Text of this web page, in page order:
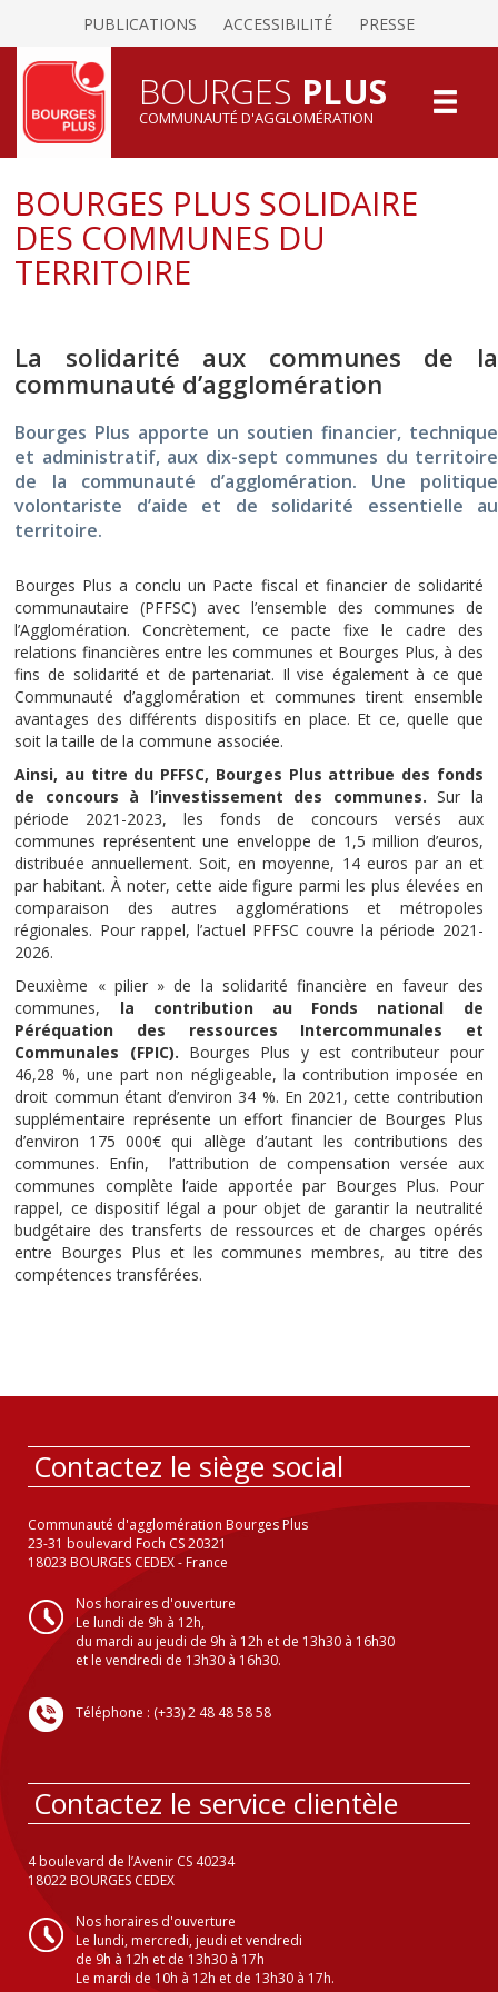
PUBLICATIONS ACCESSIBILITÉ PRESSE
BOURGES PLUS
COMMUNAUTÉ D'AGGLOMÉRATION
BOURGES PLUS SOLIDAIRE
DES COMMUNES DU
TERRITOIRE
La solidarité aux communes de la
communauté d’agglomération
Bourges Plus apporte un soutien financier, technique
et administratif, aux dix-sept communes du territoire
de la communauté d’agglomération. Une politique
volontariste d’aide et de solidarité essentielle au
territoire.
Bourges Plus a conclu un Pacte fiscal et financier de solidarité
communautaire (PFFSC) avec l’ensemble des communes de
l’Agglomération. Concrètement, ce pacte fixe le cadre des
relations financières entre les communes et Bourges Plus, à des
fins de solidarité et de partenariat. Il vise également à ce que
Communauté d’agglomération et communes tirent ensemble
avantages des différents dispositifs en place. Et ce, quelle que
soit la taille de la commune associée.
Ainsi, au titre du PFFSC, Bourges Plus attribue des fonds
de concours à l’investissement des communes. Sur la
période 2021-2023, les fonds de concours versés aux
communes représentent une enveloppe de 1,5 million d’euros,
distribuée annuellement. Soit, en moyenne, 14 euros par an et
par habitant. À noter, cette aide figure parmi les plus élevées en
comparaison des autres agglomérations et métropoles
régionales. Pour rappel, l’actuel PFFSC couvre la période 2021-
2026.
Deuxième « pilier » de la solidarité financière en faveur des
communes, la contribution au Fonds national de
Péréquation des ressources Intercommunales et
Communales (FPIC). Bourges Plus y est contributeur pour
46,28 %, une part non négligeable, la contribution imposée en
droit commun étant d’environ 34 %. En 2021, cette contribution
supplémentaire représente un effort financier de Bourges Plus
d’environ 175 000€ qui allège d’autant les contributions des
communes. Enfin, l’attribution de compensation versée aux
communes complète l’aide apportée par Bourges Plus. Pour
rappel, ce dispositif légal a pour objet de garantir la neutralité
budgétaire des transferts de ressources et de charges opérés
entre Bourges Plus et les communes membres, au titre des
compétences transférées.
Contactez le siège social
Communauté d'agglomération Bourges Plus
23-31 boulevard Foch CS 20321
18023 BOURGES CEDEX - France
Nos horaires d'ouverture
Le lundi de 9h à 12h,
du mardi au jeudi de 9h à 12h et de 13h30 à 16h30
et le vendredi de 13h30 à 16h30.
Téléphone : (+33) 2 48 48 58 58
Contactez le service clientèle
4 boulevard de l’Avenir CS 40234
18022 BOURGES CEDEX
Nos horaires d'ouverture
Le lundi, mercredi, jeudi et vendredi
de 9h à 12h et de 13h30 à 17h
Le mardi de 10h à 12h et de 13h30 à 17h.